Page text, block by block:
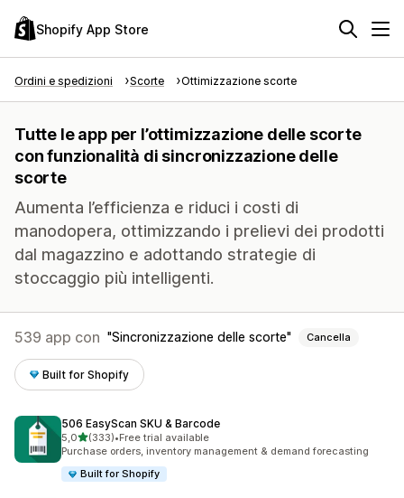
Shopify App Store
Ordini e spedizioni Scorte Ottimizzazione scorte
Tutte le app per l’ottimizzazione delle scorte
con funzionalità di sincronizzazione delle
scorte
Aumenta l’efficienza e riduci i costi di
manodopera, ottimizzando i prelievi dei prodotti
dal magazzino e adottando strategie di
stoccaggio più intelligenti.
539 app con Sincronizzazione delle scorte Cancella
Built for Shopify
506 EasyScan SKU & Barcode
5,0stelle su 5
(333)
333 recensioni totali
•Free trial available
Purchase orders, inventory management & demand forecasting
Built for Shopify